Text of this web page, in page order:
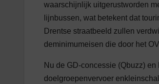
waarschijnlijk uitgerustworden
lijnbussen, wat betekent dat
Drentse straatbeeld zullen
deminimumeisen die door het
Nu de GD-concessie (Qbuzz)
doelgroepenvervoer